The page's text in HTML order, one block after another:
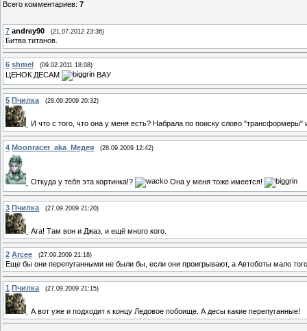
Всего комментариев: 7
7 andrey90 (21.07.2012 23:36)
Битва титанов.
6 shmel (09.02.2011 18:08)
ЦЕНОК ДЕСАМ ВАУ
5 Пчилка (28.09.2009 20:32)
И что с того, что она у меня есть? Набрала по поиску слово "трансформеры"
4 Moonracer_aka_Медея (28.09.2009 12:42)
Откуда у тебя эта кортинка!? Она у меня тоже имеется!
3 Пчилка (27.09.2009 21:20)
Ага! Там вон и Джаз, и ещё много кого.
2 Arcee (27.09.2009 21:18)
Еще бы они перепуганными не были бы, если они проигрывают, а Автоботы мало
1 Пчилка (27.09.2009 21:15)
А вот уже и подходит к концу Ледовое побоище. А десы какие перепуганные!